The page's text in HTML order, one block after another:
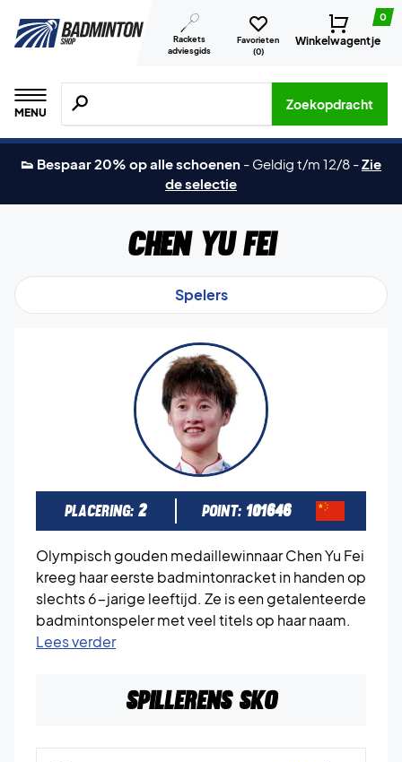
Rackets
adviesgids
Favorieten
(0)
0
Winkelwagentje
MENU
Zoeken naar producten, merken etc.
Zoekopdracht
👟 Bespaar 20% op alle schoenen - Geldig t/m 12/8 -Zie
de selectie
Chen Yu Fei
Spelers
PLACERING: 2 POINT: 101646
Olympisch gouden medaillewinnaar Chen Yu Fei
kreeg haar eerste badmintonracket in handen op
slechts 6-jarige leeftijd. Ze is een getalenteerde
badmintonspeler met veel titels op haar naam.
Lees verder
Spillerens sko